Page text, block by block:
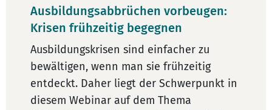
Ausbildungsabbrüchen vorbeugen:
Krisen frühzeitig begegnen
Ausbildungskrisen sind einfacher zu
bewältigen, wenn man sie frühzeitig
entdeckt. Daher liegt der Schwerpunkt in
diesem Webinar auf dem Thema